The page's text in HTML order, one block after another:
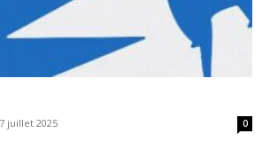
juillet 2025 0